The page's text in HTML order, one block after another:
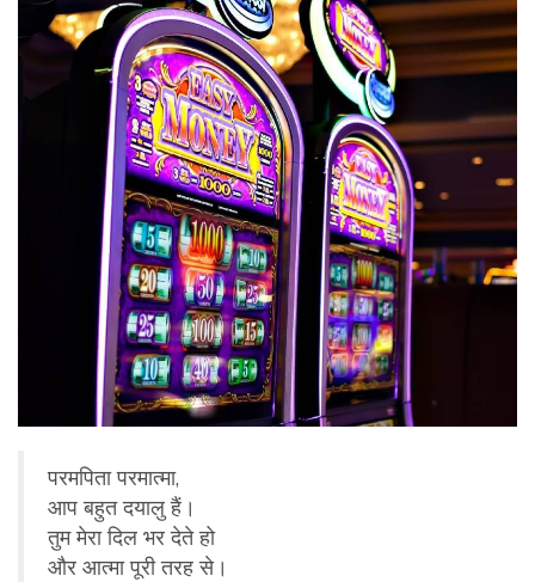
परमपिता परमात्मा,
आप बहुत दयालु हैं।
तुम मेरा दिल भर देते हो
और आत्मा पूरी तरह से।